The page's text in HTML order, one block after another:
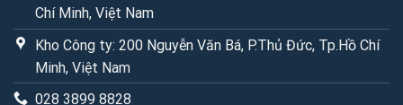
Chí Minh, Việt Nam
Kho Công ty: 200 Nguyễn Văn Bá, P.Thủ Đức, Tp.Hồ Chí
Minh, Việt Nam
028 3899 8828